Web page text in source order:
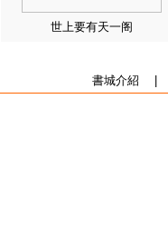
世上要有天一阁
書城介紹